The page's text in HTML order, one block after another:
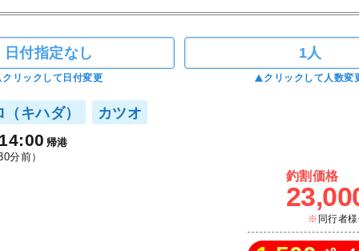
日付指定なし
クリックして日付変更
1人
クリックして人数変
キハダ） カツオ
帰港
分前）
釣割価格
同行者